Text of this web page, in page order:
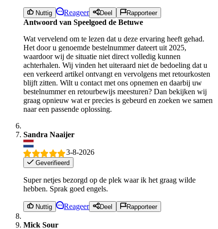
Nuttig Reageer Deel Rapporteer
Antwoord van Speelgoed de Betuwe
Wat vervelend om te lezen dat u deze ervaring heeft gehad.
Het door u genoemde bestelnummer dateert uit 2025,
waardoor wij de situatie niet direct volledig kunnen
achterhalen. Wij vinden het uiteraard niet de bedoeling dat u
een verkeerd artikel ontvangt en vervolgens met retourkosten
blijft zitten. Wilt u contact met ons opnemen en daarbij uw
bestelnummer en retourbewijs meesturen? Dan bekijken wij
graag opnieuw wat er precies is gebeurd en zoeken we samen
naar een passende oplossing.
Sandra Naaijer
3-8-2026
Geverifieerd
Super netjes bezorgd op de plek waar ik het graag wilde
hebben. Sprak goed engels.
Nuttig Reageer Deel Rapporteer
Mick Sour